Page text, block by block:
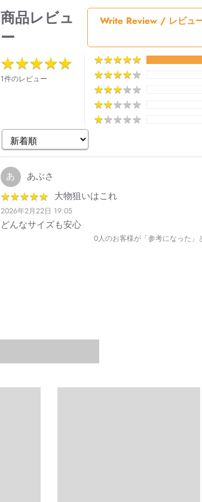
商品レビュ
ー
Write Review / レビュ
★★★★★
★★★★★
1件のレビュー
★★★★★
★★★★★
★★★★★
★★★★★
★★★★★
★★★★★
★★★★★
★★★★★
★★★★★
★★★★★
あ あぶさ
★★★★★
★★★★★ 大物狙いはこれ
2026年2月22日 19:05
どんなサイズも安心
0人のお客様が「参考になった」